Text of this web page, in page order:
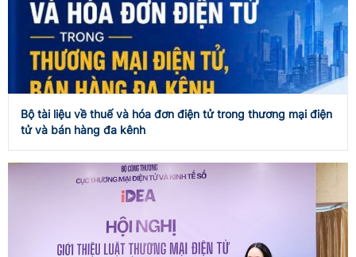
Bộ tài liệu về thuế và hóa đơn điện tử trong thương mại điện
tử và bán hàng đa kênh